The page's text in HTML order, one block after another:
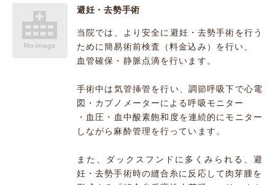
避妊・去勢手術
当院では、より安全に避妊・去勢手術を行う
ために簡易術前検査（料金込み）を行い、
血管確保・静脈点滴を行います。
手術中は気管挿管を行い、調節呼吸下で心電
図・カプノメーターによる呼吸モニター
・血圧・血中酸素飽和度を連続的にモニター
しながら麻酔管理を行っています。
また、ダックスフンドに多くみられる、避
妊・去勢手術時の縫合糸に反応して肉芽腫を